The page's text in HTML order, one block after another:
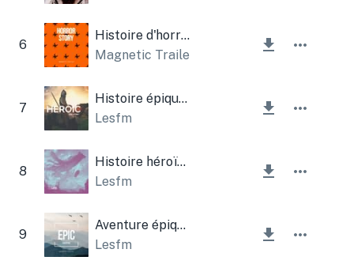
6
Histoire d'horreur
Magnetic Trailer
7
Histoire épique héroïque
Lesfm
8
Histoire héroïque (thème inspirant)
Lesfm
9
Aventure épique
Lesfm